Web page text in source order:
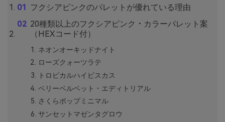
フクシアピンクのパレットが優れている理由
20種類以上のフクシアピンク・カラーパレット案
（HEXコード付）
ネオンオーキッドナイト
ローズクォーツラテ
トロピカルハイビスカス
ベリーベルベット・エディトリアル
さくらポップミニマル
サンセットマゼンタグロウ